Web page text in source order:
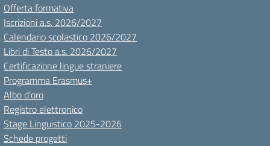
Offerta formativa
Iscrizioni a.s. 2026/2027
Calendario scolastico 2026/2027
Libri di Testo a.s. 2026/2027
Certificazione lingue straniere
Programma Erasmus+
Albo d’oro
Registro elettronico
Stage Linguistico 2025-2026
Schede progetti